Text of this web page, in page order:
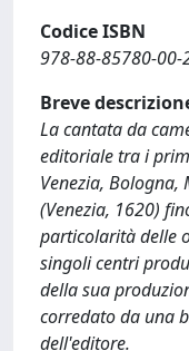
Codice ISBN
978-88-85780-00-
Breve
La cantata da
editoriale tra i
Venezia, Bologna,
(Venezia, 1620)
particolarità delle
singoli centri
della sua
corredato da una
dell'editore.